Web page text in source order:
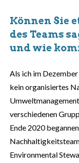
Können Sie
des Teams
und wie
Als ich im
kein organisiertes
verschiedenen
Ende 2020
Environmental